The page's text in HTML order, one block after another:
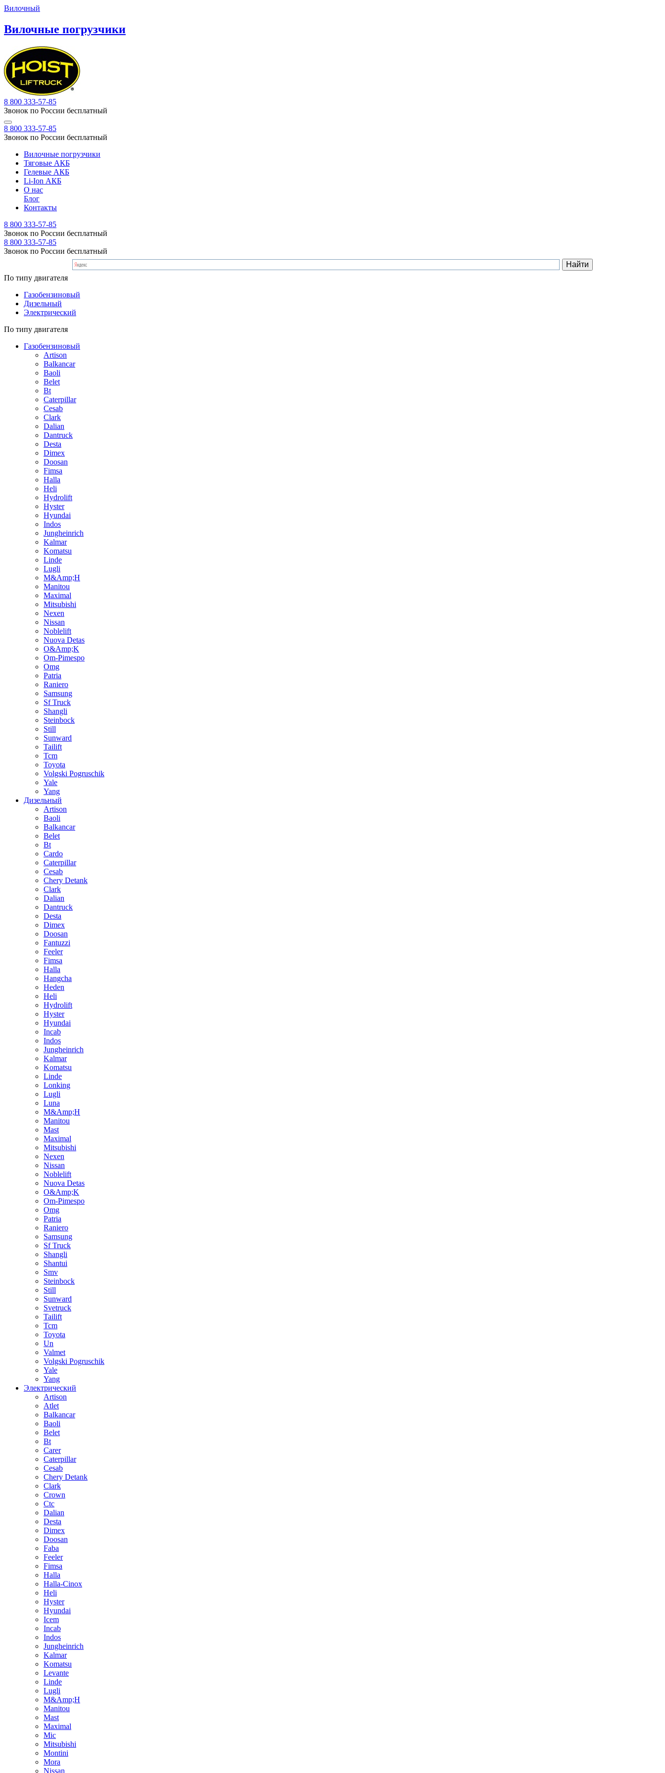
Вилочный
Вилочные погрузчики
8 800 333-57-85
Звонок по России бесплатный
8 800 333-57-85
Звонок по России бесплатный
Вилочные погрузчики
Тяговые АКБ
Гелевые АКБ
Li-Ion АКБ
О нас
Блог
Контакты
8 800 333-57-85
Звонок по России бесплатный
8 800 333-57-85
Звонок по России бесплатный
По типу двигателя
Газобензиновый
Дизельный
Электрический
По типу двигателя
Газобензиновый
Artison
Balkancar
Baoli
Belet
Bt
Caterpillar
Cesab
Clark
Dalian
Dantruck
Desta
Dimex
Doosan
Fimsa
Halla
Heli
Hydrolift
Hyster
Hyundai
Indos
Jungheinrich
Kalmar
Komatsu
Linde
Lugli
M&Amp;H
Manitou
Maximal
Mitsubishi
Nexen
Nissan
Noblelift
Nuova Detas
O&Amp;K
Om-Pimespo
Omg
Patria
Raniero
Samsung
Sf Truck
Shangli
Steinbock
Still
Sunward
Tailift
Tcm
Toyota
Volgski Pogruschik
Yale
Yang
Дизельный
Artison
Baoli
Balkancar
Belet
Bt
Cardo
Caterpillar
Cesab
Chery Detank
Clark
Dalian
Dantruck
Desta
Dimex
Doosan
Fantuzzi
Feeler
Fimsa
Halla
Hangcha
Heden
Heli
Hydrolift
Hyster
Hyundai
Incab
Indos
Jungheinrich
Kalmar
Komatsu
Linde
Lonking
Lugli
Luna
M&Amp;H
Manitou
Mast
Maximal
Mitsubishi
Nexen
Nissan
Noblelift
Nuova Detas
O&Amp;K
Om-Pimespo
Omg
Patria
Raniero
Samsung
Sf Truck
Shangli
Shantui
Smv
Steinbock
Still
Sunward
Svetruck
Tailift
Tcm
Toyota
Un
Valmet
Volgski Pogruschik
Yale
Yang
Электрический
Artison
Atlet
Balkancar
Baoli
Belet
Bt
Carer
Caterpillar
Cesab
Chery Detank
Clark
Crown
Ctc
Dalian
Desta
Dimex
Doosan
Faba
Feeler
Fimsa
Halla
Halla-Cinox
Heli
Hyster
Hyundai
Icem
Incab
Indos
Jungheinrich
Kalmar
Komatsu
Levante
Linde
Lugli
M&Amp;H
Manitou
Mast
Maximal
Mic
Mitsubishi
Montini
Mora
Nissan